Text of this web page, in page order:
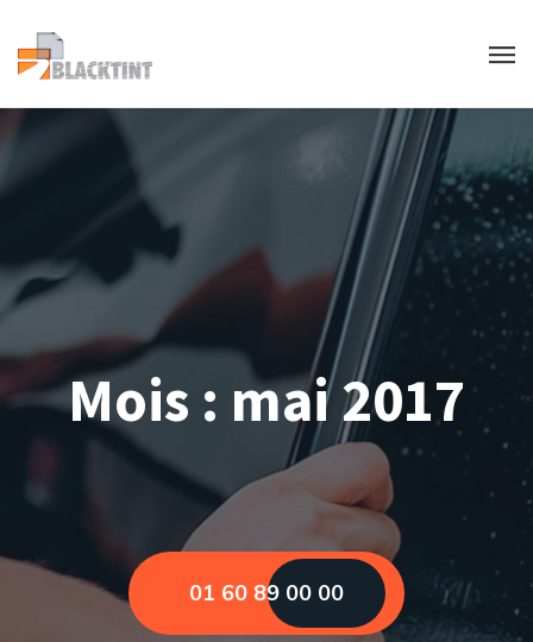
Mois : mai 2017
01 60 89 00 00